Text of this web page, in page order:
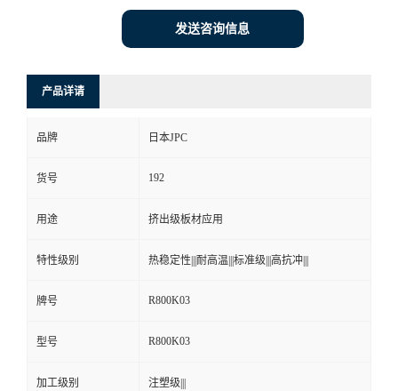
发送咨询信息
产品详请
品牌 日本JPC
货号 192
用途 挤出级板材应用
特性级别 热稳定性|||耐高温|||标准级|||高抗冲|||
牌号 R800K03
型号 R800K03
加工级别 注塑级|||